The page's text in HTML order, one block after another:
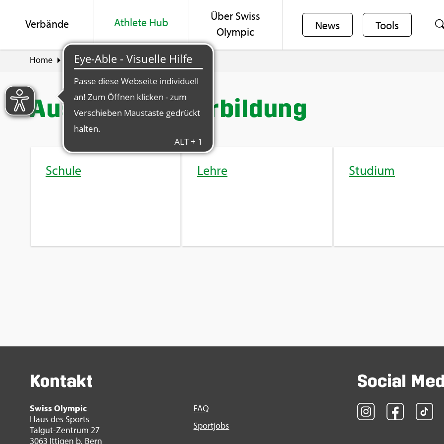
Ver­bän­de Ath­le­te Hub
Über Swiss
Olym­pic
News Tools
Home Ath­le­te Hub Aus- und Wei­ter­bil­dung
Aus- und Wei­ter­bil­dung
Schu­le Lehre Stu­di­um
Kon­takt
Swiss Olym­pic
Haus des Sports
Tal­gut-Zen­trum 27
3063 It­ti­gen b. Bern
FAQ
Sport­jobs
So­ci­al